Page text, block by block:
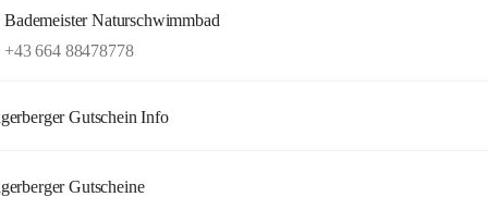
Bademeister Naturschwimmbad
+43 664 88478778
Gutschein Info
Gutscheine